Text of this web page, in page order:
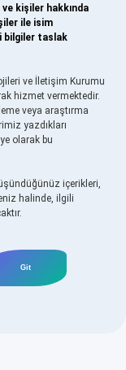
kişiler hakkında
ile isim
bilgiler taslak
ve İletişim Kurumu
hizmet vermektedir.
veya araştırma
yazdıkları
olarak bu
içerikleri,
halinde, ilgili